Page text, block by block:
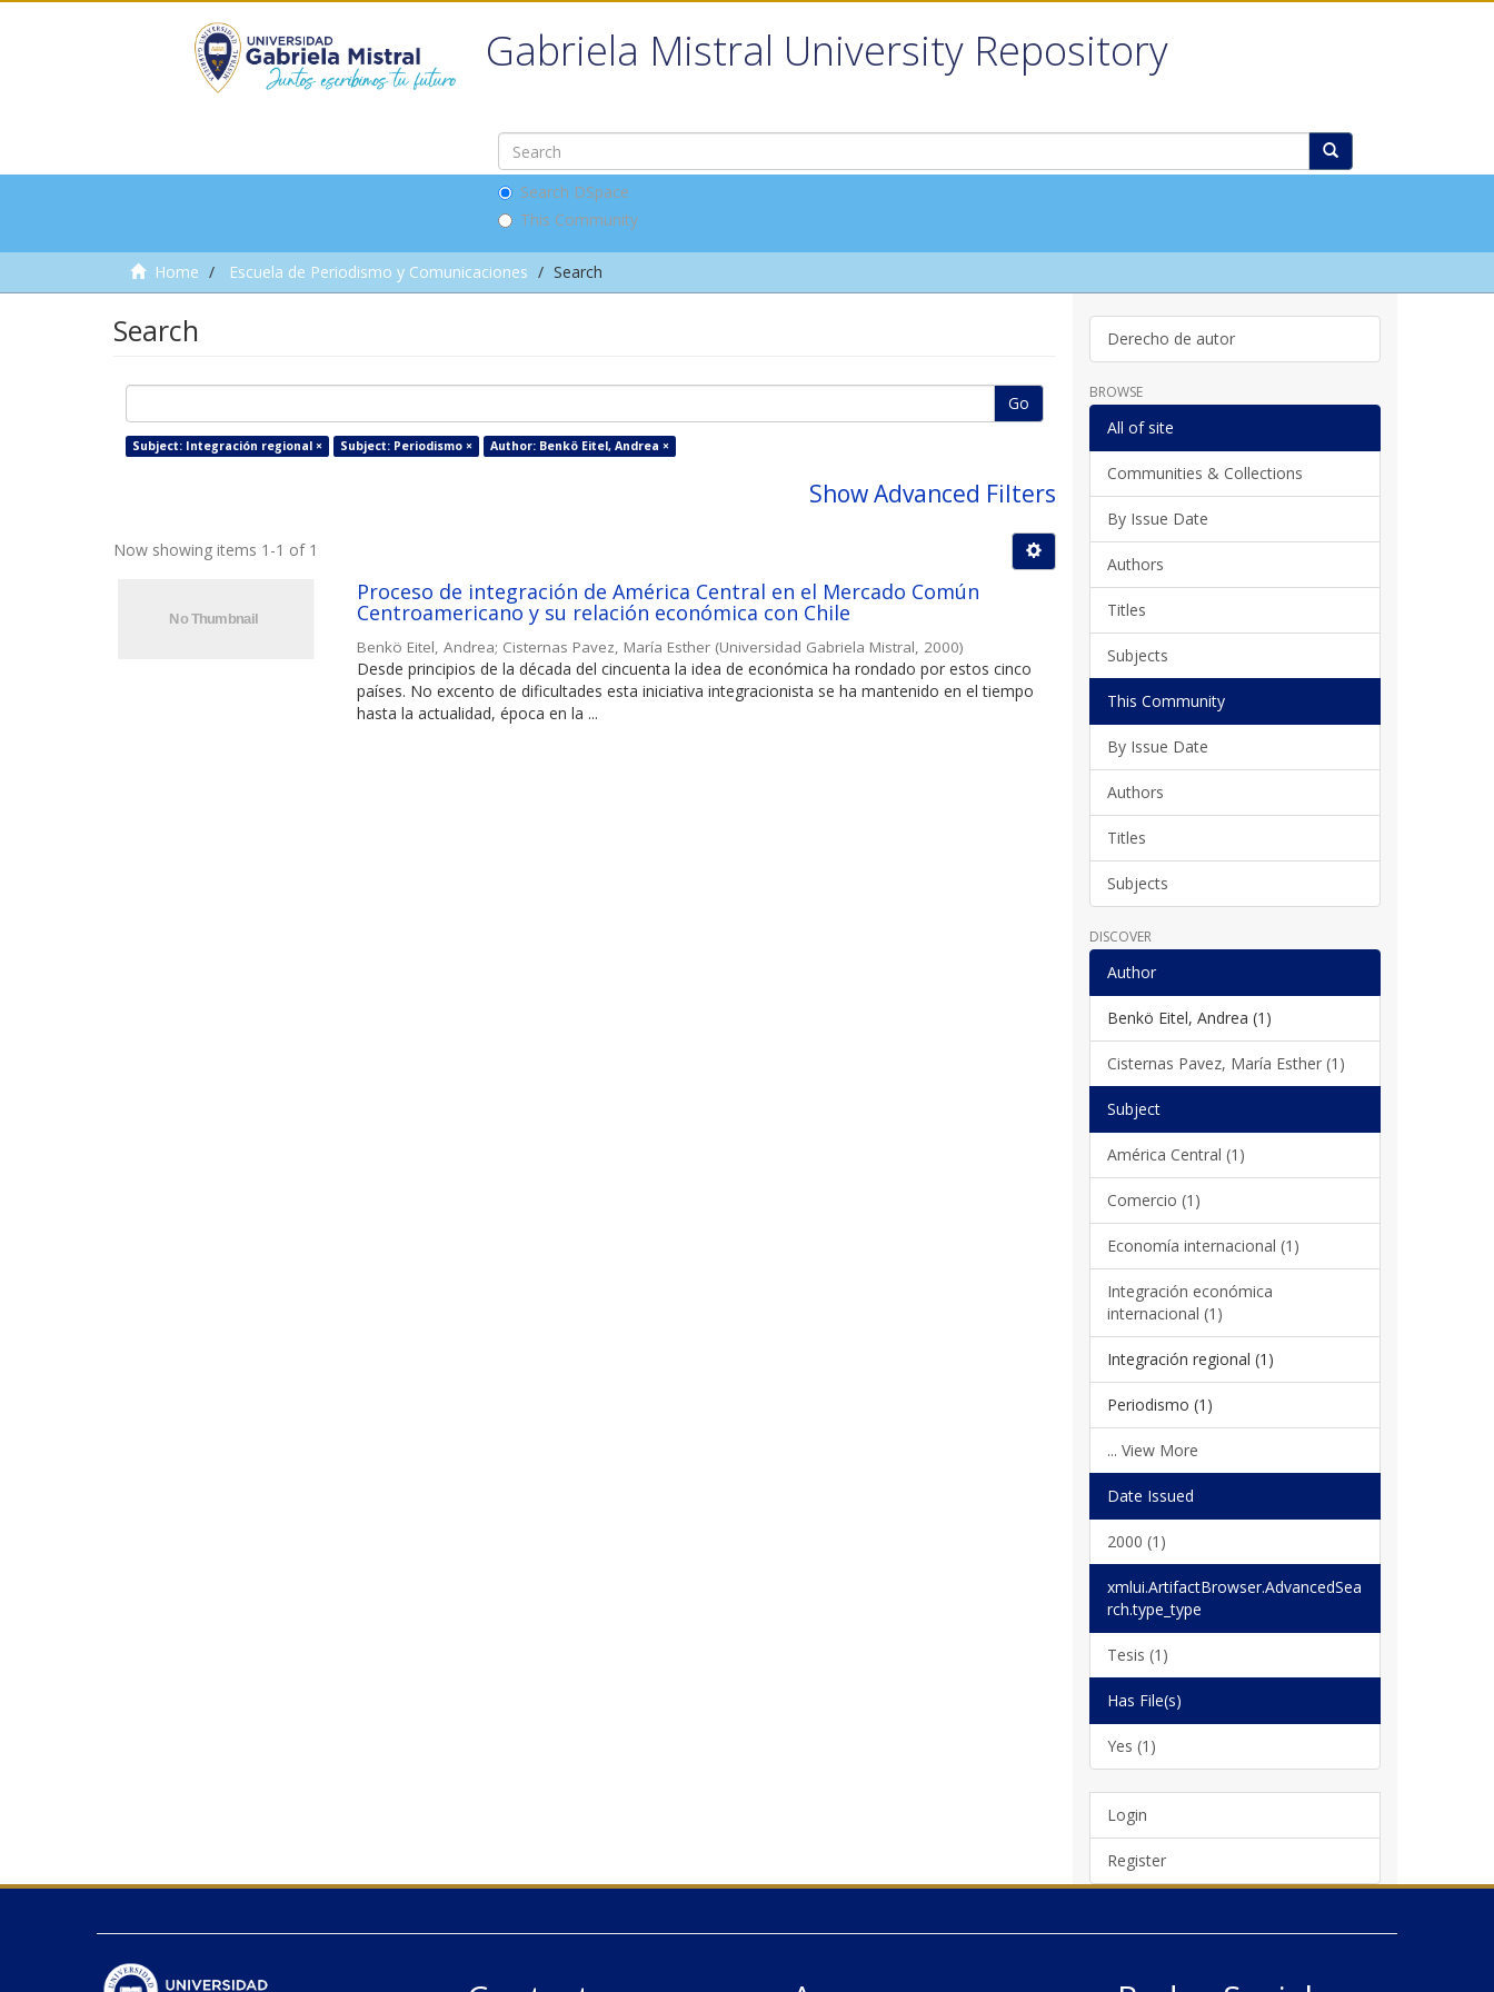
Gabriela Mistral University Repository
Search DSpace
This Community
Home Escuela de Periodismo y Comunicaciones Search
Search
Go
Subject: Integración regional × Subject: Periodismo × Author: Benkö Eitel, Andrea ×
Show Advanced Filters
Now showing items 1-1 of 1
Proceso de integración de América Central en el Mercado Común
Centroamericano y su relación económica con Chile
Benkö Eitel, Andrea; Cisternas Pavez, María Esther (Universidad Gabriela Mistral 2000)
Desde principios de la década del cincuenta la idea de económica ha rondado por estos cinco
países. No excento de dificultades esta iniciativa integracionista se ha mantenido en el tiempo
hasta la actualidad, época en la ...
Derecho de autor
BROWSE
All of site
Communities & Collections
By Issue Date
Authors
Titles
Subjects
This Community
By Issue Date
Authors
Titles
Subjects
DISCOVER
Author
Benkö Eitel, Andrea (1)
Cisternas Pavez, María Esther (1)
Subject
América Central (1)
Comercio (1)
Economía internacional (1)
Integración económica
internacional (1)
Integración regional (1)
Periodismo (1)
... View More
Date Issued
2000 (1)
xmlui.ArtifactBrowser.AdvancedSea
rch.type_type
Tesis (1)
Has File(s)
Yes (1)
Login
Register